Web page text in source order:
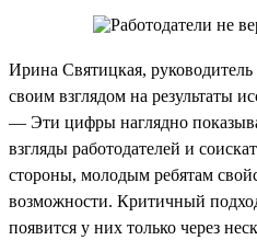
Ирина Святицкая, руководитель
своим взглядом на результаты
— Эти цифры наглядно
взгляды работодателей и
стороны, молодым ребятам
возможности. Критичный
появится у них только через